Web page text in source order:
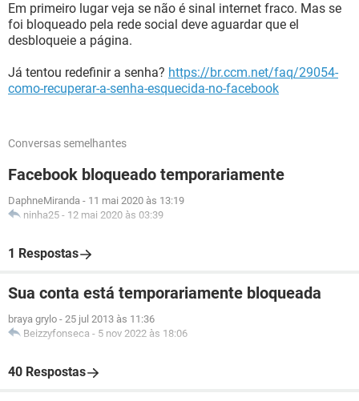
Em primeiro lugar veja se não é sinal internet fraco. Mas se
foi bloqueado pela rede social deve aguardar que el
desbloqueie a página.
Já tentou redefinir a senha? https://br.ccm.net/faq/29054-
como-recuperar-a-senha-esquecida-no-facebook
Conversas semelhantes
Facebook bloqueado temporariamente
DaphneMiranda - 11 mai 2020 às 13:19
ninha25 - 12 mai 2020 às 03:39
1 Respostas
Sua conta está temporariamente bloqueada
braya grylo - 25 jul 2013 às 11:36
Beizzyfonseca - 5 nov 2022 às 18:06
40 Respostas